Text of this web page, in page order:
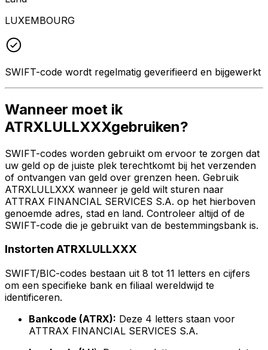
LUXEMBOURG
SWIFT-code wordt regelmatig geverifieerd en bijgewerkt
Wanneer moet ik
ATRXLULLXXXgebruiken?
SWIFT-codes worden gebruikt om ervoor te zorgen dat
uw geld op de juiste plek terechtkomt bij het verzenden
of ontvangen van geld over grenzen heen. Gebruik
ATRXLULLXXX wanneer je geld wilt sturen naar
ATTRAX FINANCIAL SERVICES S.A. op het hierboven
genoemde adres, stad en land. Controleer altijd of de
SWIFT-code die je gebruikt van de bestemmingsbank is.
Instorten ATRXLULLXXX
SWIFT/BIC-codes bestaan uit 8 tot 11 letters en cijfers
om een specifieke bank en filiaal wereldwijd te
identificeren.
Bankcode (ATRX): Deze 4 letters staan voor
ATTRAX FINANCIAL SERVICES S.A.